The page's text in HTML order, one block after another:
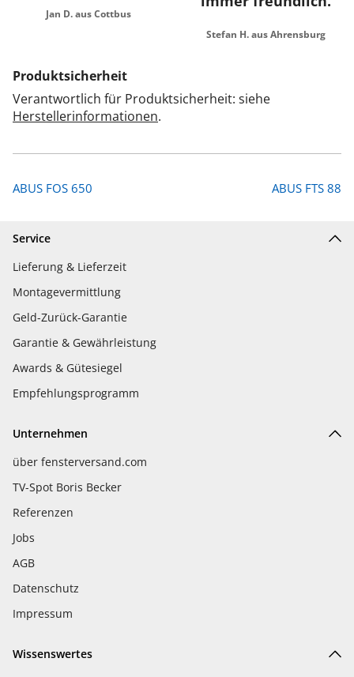
Jan D. aus Cottbus
Stefan H. aus Ahrensburg
Produktsicherheit
Verantwortlich für Produktsicherheit: siehe
Herstellerinformationen.
ABUS FOS 650 ABUS FTS 88
Service
Lieferung & Lieferzeit
Montagevermittlung
Geld-Zurück-Garantie
Garantie & Gewährleistung
Awards & Gütesiegel
Empfehlungsprogramm
Unternehmen
über fensterversand.com
TV-Spot Boris Becker
Referenzen
Jobs
AGB
Datenschutz
Impressum
Wissenswertes